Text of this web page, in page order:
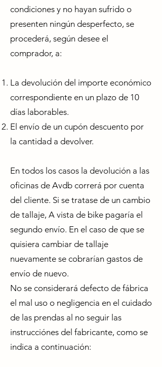
condiciones y no hayan sufrido o
presenten ningún desperfecto, se
procederá, según desee el
comprador, a:
La devolución del importe económico
correspondiente en un plazo de 10
días laborables.
El envío de un cupón descuento por
la cantidad a devolver.
En todos los casos la devolución a las
oficinas de Avdb correrá por cuenta
del cliente. Si se tratase de un cambio
de tallaje, A vista de bike pagaría el
segundo envío. En el caso de que se
quisiera cambiar de tallaje
nuevamente se cobrarían gastos de
envío de nuevo.
No se considerará defecto de fábrica
el mal uso o negligencia en el cuidado
de las prendas al no seguir las
instrucciónes del fabricante, como se
indica a continuación: